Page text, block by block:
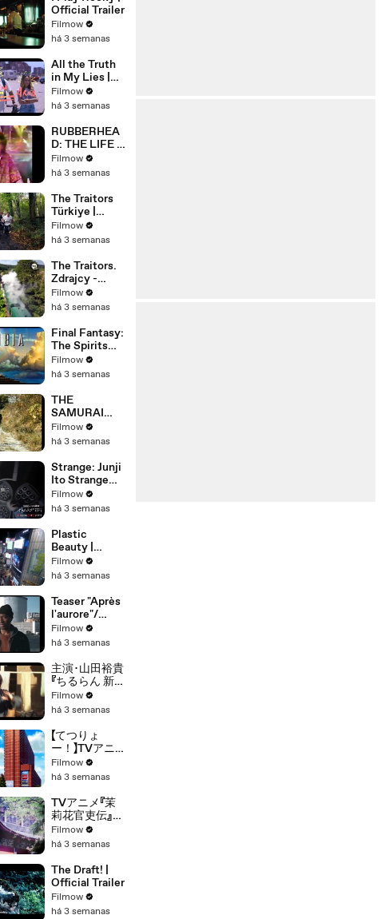
Official Trailer
Filmow
há 3 semanas
All the Truth
in My Lies |
Official Trailer
| Netflix
Filmow
há 3 semanas
RUBBERHEA
D: THE LIFE &
MONSTERS
OF STEVE
(2026) 4K
Filmow
há 3 semanas
The Traitors
Türkiye |
Resmi
Fragman |
Türkiye
@PrimeVideo
TR
Filmow
há 3 semanas
The Traitors.
Zdrajcy -
NOWY
SPEKTAKUL
PROGRAM
WKRÓTCE W
TVN! 🔥
Filmow
há 3 semanas
Final Fantasy:
The Spirits
Within -
Trailer
Filmow
há 3 semanas
THE
SAMURAI
AND THE
PRISONER -
Filmow
há 3 semanas
Strange: Junji
Ito Strange
Stories for
Sleepless
Teaser
Filmow
há 3 semanas
Plastic
Beauty |
Official Teaser
| Netflix
Filmow
há 3 semanas
Teaser "Après
l'aurore"/
"After dawn"
teaser/
KOUAM
Filmow
há 3 semanas
主演･山田裕貴
『ちるらん 新撰
組鎮魂歌』
2026春放送
Filmow
há 3 semanas
【てつりょ
ー！】TVアニ
メ『てつりょ
ー！meet
め』ティザー映
像
Filmow
há 3 semanas
TVアニメ『茉
莉花官吏伝』特
報PV｜TVア
ニメ化決定
Filmow
há 3 semanas
The Draft! |
Official Trailer
Filmow
há 3 semanas